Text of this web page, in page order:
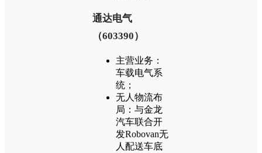
‌通达电气
（603390）‌
主营业务：
车载电气系
统；
无人物流布
局：与金龙
汽车联合开
发Robovan无
人配送车底